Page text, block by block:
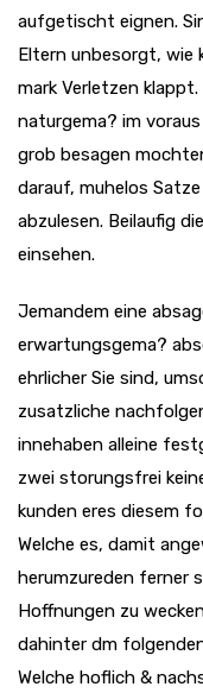
aufgetischt eignen.
Eltern unbesorgt, wie
mark Verletzen
naturgema? im
grob besagen
darauf, muhelos
abzulesen. Beilaufig
einsehen.
Jemandem eine
erwartungsgema?
ehrlicher Sie sind,
zusatzliche
innehaben alleine
zwei storungsfrei
kunden eres diesem
Welche es, damit
herumzureden ferner
Hoffnungen zu
dahinter dm
Welche hoflich &